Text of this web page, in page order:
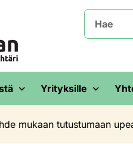
Yrityksille
mukaan tutustumaan